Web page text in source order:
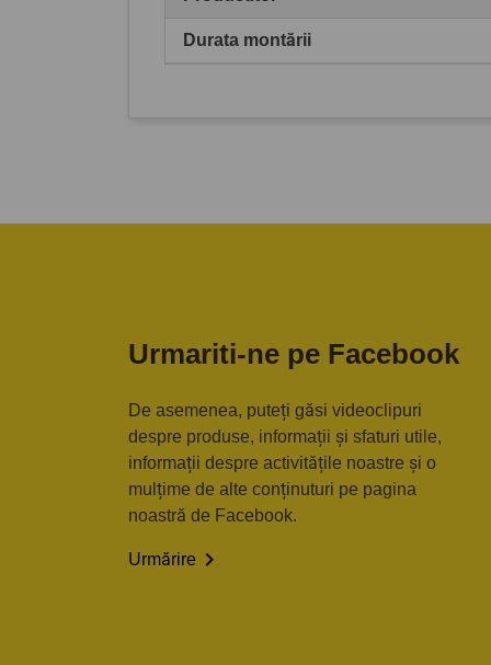
Durata montării
Urmariti-ne pe Facebook
De asemenea, puteți găsi videoclipuri
despre produse, informații și sfaturi utile,
informații despre activitățile noastre și o
mulțime de alte conținuturi pe pagina
noastră de Facebook.
Urmărire 